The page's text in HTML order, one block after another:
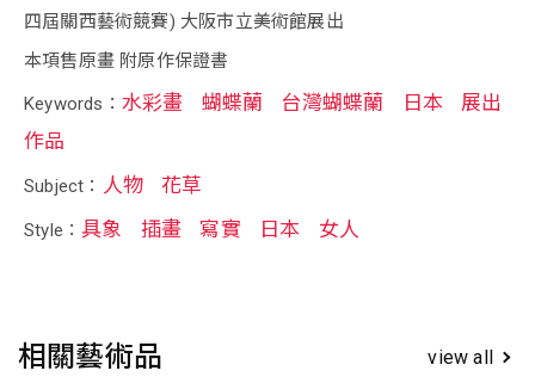
四屆關西藝術競賽) 大阪市立美術館展出
本項售原畫 附原作保證書
Keywords： 水彩畫 蝴蝶蘭 台灣蝴蝶蘭 日本
展出
作品
Subject： 人物 花草
Style： 具象 插畫 寫實 日本 女人
相關藝術品 view all